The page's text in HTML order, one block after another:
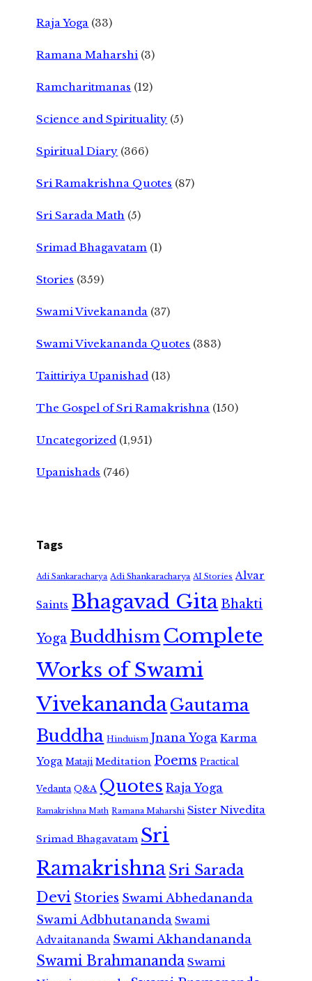
Raja Yoga (33)
Ramana Maharshi (3)
Ramcharitmanas (12)
Science and Spirituality (5)
Spiritual Diary (366)
Sri Ramakrishna Quotes (87)
Sri Sarada Math (5)
Srimad Bhagavatam (1)
Stories (359)
Swami Vivekananda (37)
Swami Vivekananda Quotes (383)
Taittiriya Upanishad (13)
The Gospel of Sri Ramakrishna (150)
Uncategorized (1,951)
Upanishads (746)
Tags
Adi Sankaracharya Adi Shankaracharya AI Stories Alvar
Saints Bhagavad GitaBhakti
Yoga Buddhism Complete
Works of Swami
VivekanandaGautama
Buddha Hinduism Jnana Yoga Karma
Yoga Mataji Meditation Poems Practical
Vedanta Q&A Quotes Raja Yoga
Ramakrishna Math Ramana Maharshi Sister Nivedita
Srimad Bhagavatam Sri
RamakrishnaSri Sarada
Devi Stories Swami Abhedananda
Swami Adbhutananda Swami
Advaitananda Swami Akhandananda
Swami Brahmananda Swami